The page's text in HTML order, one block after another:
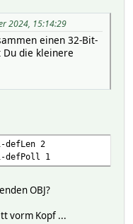
2024, 15:14:29
einen 32-Bit-
die kleinere
2
defPoll 1
OBJ?
vorm Kopf ...